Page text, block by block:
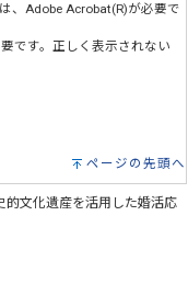
、Adobe Acrobat(R)が必要で
です。正しく表示されない
ページの先頭へ
文化遺産を活用した婚活応